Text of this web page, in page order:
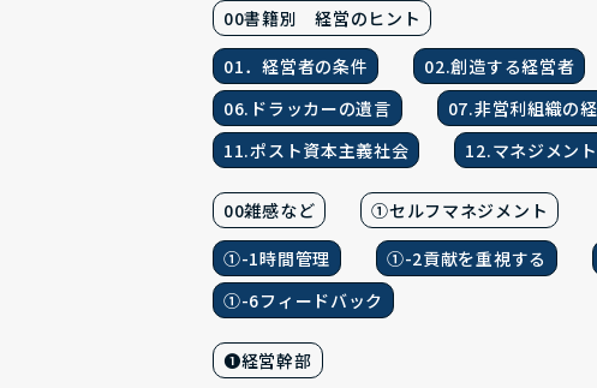
00書籍別 経営のヒント
01．経営者の条件
02.創造する経営者
06.ドラッカーの遺言
07.非営利組織の
11.ポスト資本主義社会
12.マネジメン
00雑感など
①セルフマネジメント
①-1時間管理
①-2貢献を重視する
①-6フィードバック
❶経営幹部